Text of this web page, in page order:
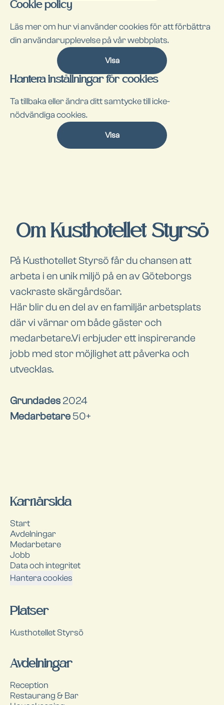
Cookie policy
Läs mer om hur vi använder cookies för att förbättra
din användarupplevelse på vår webbplats.
Visa
Hantera inställningar för cookies
Ta tillbaka eller ändra ditt samtycke till icke-
nödvändiga cookies.
Visa
Om Kusthotellet Styrsö
På Kusthotellet Styrsö får du chansen att
arbeta i en unik miljö på en av Göteborgs
vackraste skärgårdsöar.
Här blir du en del av en familjär arbetsplats
där vi värnar om både gäster och
medarbetare.Vi erbjuder ett inspirerande
jobb med stor möjlighet att påverka och
utvecklas.
Grundades 2024
Medarbetare 50+
Karriärsida
Start
Avdelningar
Medarbetare
Jobb
Data och integritet
Hantera cookies
Platser
Kusthotellet Styrsö
Avdelningar
Reception
Restaurang & Bar